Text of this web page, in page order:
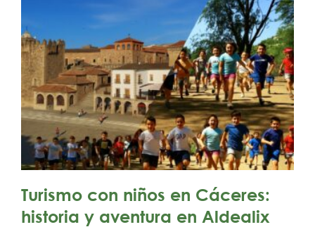
Turismo con niños en Cáceres:
historia y aventura en Aldealix